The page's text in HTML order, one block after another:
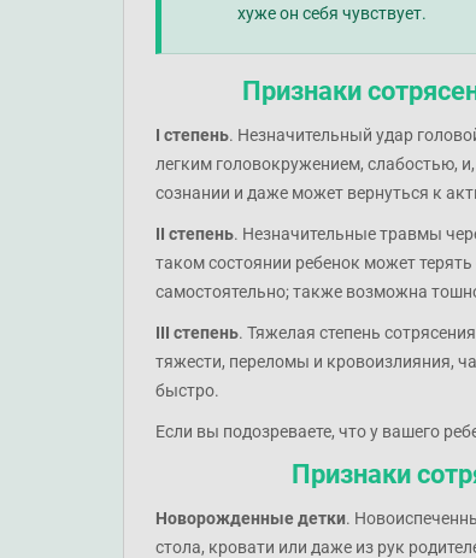
хуже он себя чувствует.
Признаки
I степень. Незначительный удар
легким головокружением, слабостью,
сознании и даже может вернуться к
II степень. Незначительные травмы
таком состоянии ребенок может терять
самостоятельно; также возможна
III степень. Тяжелая степень
тяжести, переломы и кровоизлияния,
быстро.
Если вы подозреваете, что у вашего
Признаки
Новорожденные детки.
стола, кровати или даже из рук